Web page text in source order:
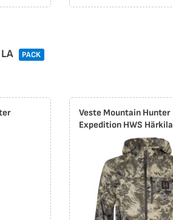
PACK
Veste Mountain Hunter
Expedition HWS Härkila